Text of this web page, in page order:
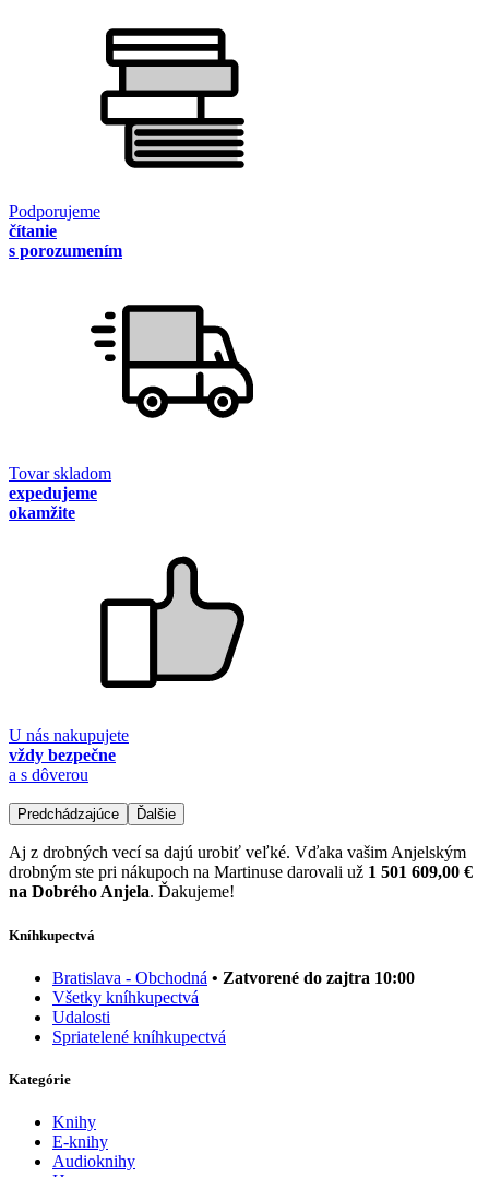
Podporujeme
čítanie
s porozumením
Tovar skladom
expedujeme
okamžite
U nás nakupujete
vždy bezpečne
a s dôverou
Predchádzajúce Ďalšie
Aj z drobných vecí sa dajú urobiť veľké. Vďaka vašim Anjelským
drobným ste pri nákupoch na Martinuse darovali už 1 501 609,00 €
na Dobrého Anjela. Ďakujeme!
Kníhkupectvá
Bratislava - Obchodná • Zatvorené do zajtra 10:00
Všetky kníhkupectvá
Udalosti
Spriatelené kníhkupectvá
Kategórie
Knihy
E-knihy
Audioknihy